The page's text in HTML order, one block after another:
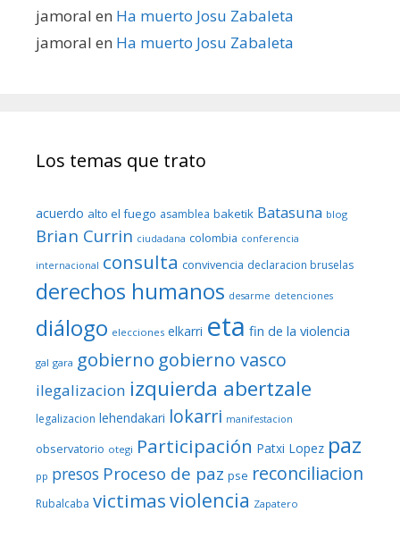
jamoral en Ha muerto Josu Zabaleta
jamoral en Ha muerto Josu Zabaleta
Los temas que trato
acuerdo alto el fuego asamblea baketik Batasuna blog
Brian Currin ciudadana colombia conferencia
internacional consulta convivencia declaracion bruselas
derechos humanos desarme detenciones
diálogo elecciones elkarri eta fin de la violencia
gal gara gobierno gobierno vasco
ilegalizacion izquierda abertzale
legalizacion lehendakari lokarri manifestacion
observatorio otegi Participación Patxi Lopez paz
pp presos Proceso de paz pse reconciliacion
Rubalcaba victimasviolencia Zapatero